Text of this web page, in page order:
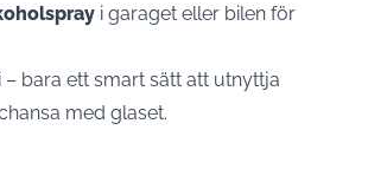
i garaget eller bilen för
– bara ett smart sätt att utnyttja
med glaset.